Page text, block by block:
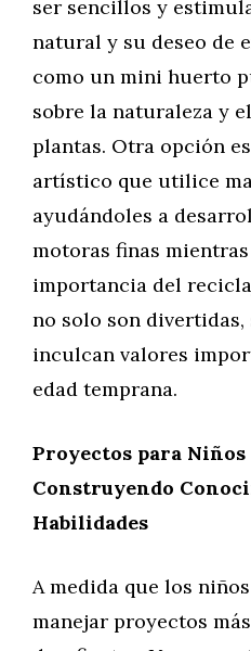
ser sencillos y
natural y su deseo de
como un mini huerto
sobre la naturaleza y
plantas. Otra opción
artístico que utilice
ayudándoles a
motoras finas
importancia del
no solo son
inculcan valores
edad temprana.
Proyectos para Niños
Construyendo
Habilidades
A medida que los
manejar proyectos